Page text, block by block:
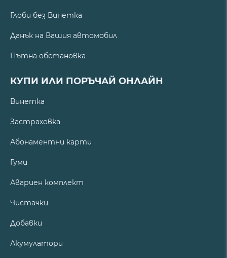
Глоби без Винетка
Данък на Вашия автомобил
Пътна обстановка
КУПИ ИЛИ ПОРЪЧАЙ ОНЛАЙН
Винетка
Застраховка
Абонаментни карти
Гуми
Авариен комплект
Чистачки
Добавки
Акумулатори